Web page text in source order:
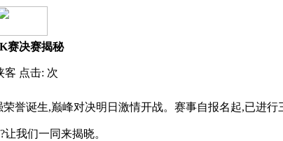
赛决赛揭秘
客 点击: 次
荣誉诞生,巅峰对决明日激情开战。赛事自报名起,已进
我们一同来揭晓。